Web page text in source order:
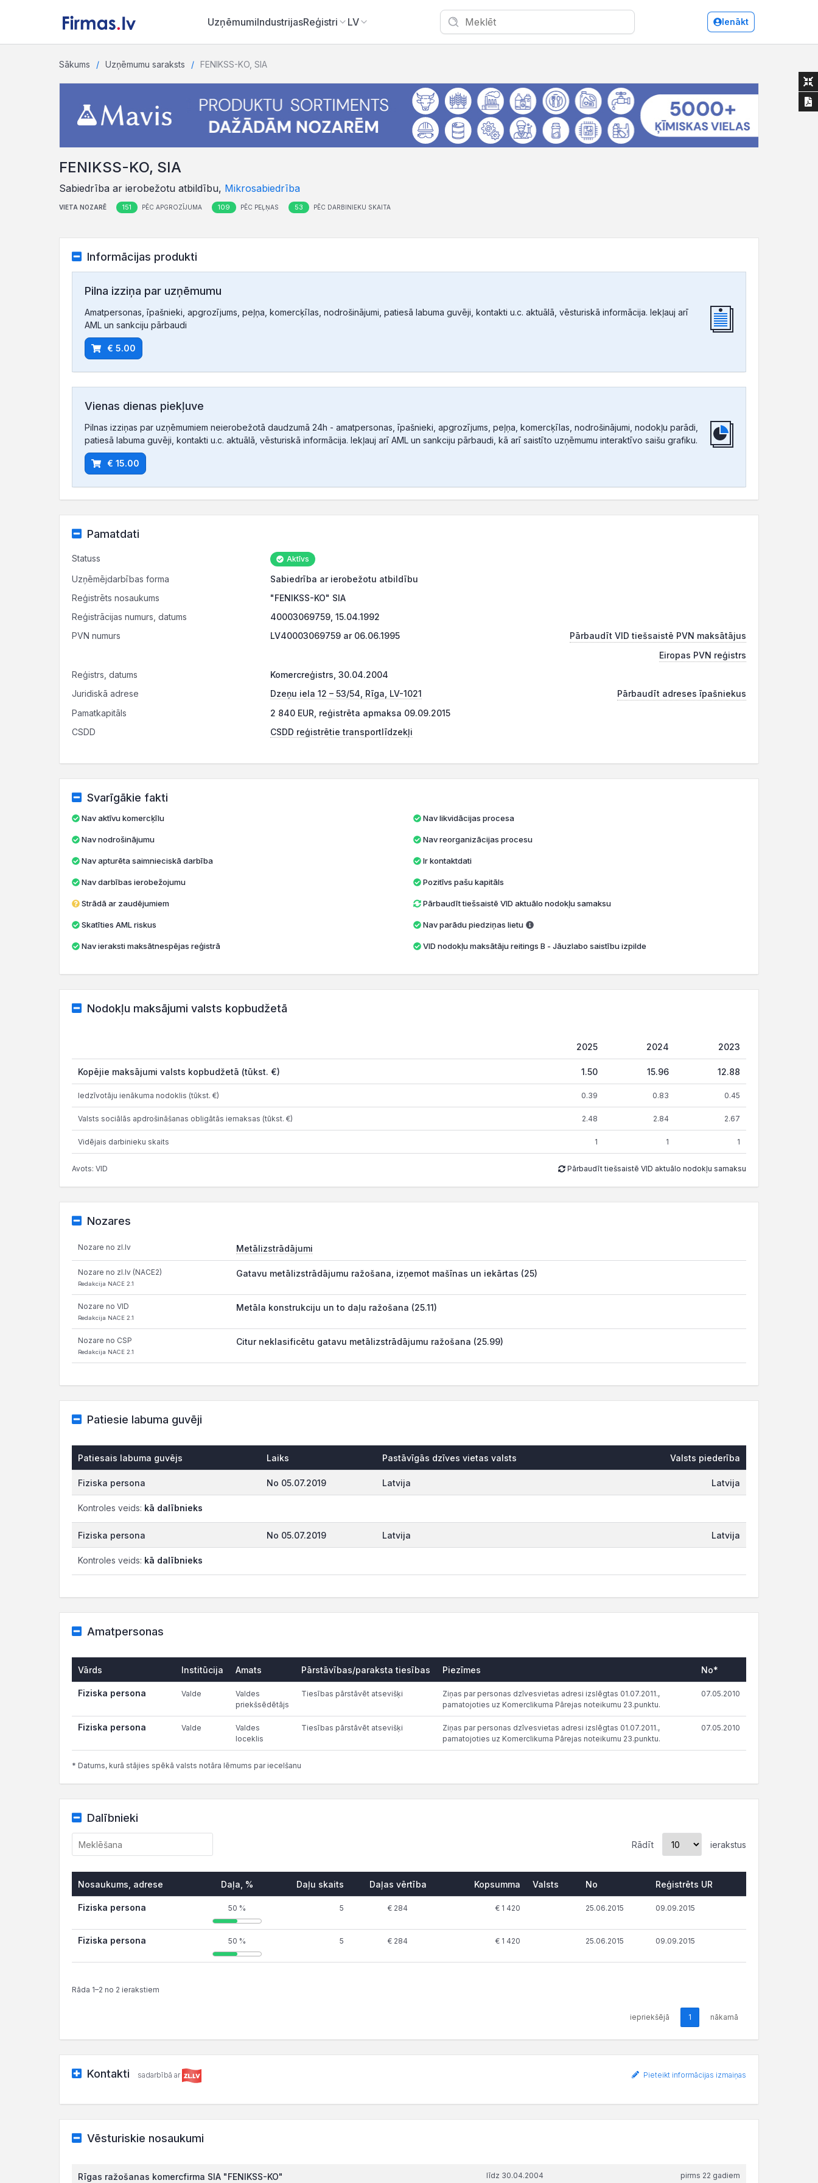
UzņēmumiIndustrijasReģistri LV Ienākt
Sākums Uzņēmumu saraksts FENIKSS-KO, SIA
FENIKSS-KO, SIA
Sabiedrība ar ierobežotu atbildību, Mikrosabiedrība
VIETA NOZARĒ 151 PĒC APGROZĪJUMA 109 PĒC PEĻŅAS 53 PĒC DARBINIEKU SKAITA
Informācijas produkti
Pilna izziņa par uzņēmumu
Amatpersonas, īpašnieki, apgrozījums, peļņa, komercķīlas, nodrošinājumi, patiesā labuma guvēji, kontakti u.c. aktuālā, vēsturiskā informācija. Iekļauj arī
AML un sankciju pārbaudi
€ 5.00
Vienas dienas piekļuve
Pilnas izziņas par uzņēmumiem neierobežotā daudzumā 24h - amatpersonas, īpašnieki, apgrozījums, peļņa, komercķīlas, nodrošinājumi, nodokļu parādi,
patiesā labuma guvēji, kontakti u.c. aktuālā, vēsturiskā informācija. Iekļauj arī AML un sankciju pārbaudi, kā arī saistīto uzņēmumu interaktīvo saišu grafiku.
€ 15.00
Pamatdati
Statuss Aktīvs
Uzņēmējdarbības forma
Sabiedrība ar ierobežotu atbildību
Reģistrēts nosaukums
"FENIKSS-KO" SIA
Reģistrācijas numurs, datums
40003069759, 15.04.1992
PVN numurs
LV40003069759 ar 06.06.1995
Pārbaudīt VID tiešsaistē PVN maksātājus
Eiropas PVN reģistrs
Reģistrs, datums
Komercreģistrs, 30.04.2004
Juridiskā adrese
Dzeņu iela 12 – 53/54, Rīga, LV-1021
Pārbaudīt adreses īpašniekus
Pamatkapitāls
2 840 EUR, reģistrēta apmaksa 09.09.2015
CSDD
CSDD reģistrētie transportlīdzekļi
Svarīgākie fakti
Nav aktīvu komercķīlu
Nav nodrošinājumu
Nav apturēta saimnieciskā darbība
Nav darbības ierobežojumu
Strādā ar zaudējumiem
Skatīties AML riskus
Nav ieraksti maksātnespējas reģistrā
Nav likvidācijas procesa
Nav reorganizācijas procesu
Ir kontaktdati
Pozitīvs pašu kapitāls
Pārbaudīt tiešsaistē VID aktuālo nodokļu samaksu
Nav parādu piedziņas lietu
VID nodokļu maksātāju reitings B - Jāuzlabo saistību izpilde
Nodokļu maksājumi valsts kopbudžetā
2025 2024 2023
Kopējie maksājumi valsts kopbudžetā (tūkst. €) 1.50 15.96 12.88
Iedzīvotāju ienākuma nodoklis (tūkst. €) 0.39 0.83 0.45
Valsts sociālās apdrošināšanas obligātās iemaksas (tūkst. €) 2.48 2.84 2.67
Vidējais darbinieku skaits 1 1 1
Avots: VID Pārbaudīt tiešsaistē VID aktuālo nodokļu samaksu
Nozares
Nozare no zl.lv Metālizstrādājumi
Nozare no zl.lv (NACE2)
Redakcija NACE 2.1
Gatavu metālizstrādājumu ražošana, izņemot mašīnas un iekārtas (25)
Nozare no VID
Redakcija NACE 2.1
Metāla konstrukciju un to daļu ražošana (25.11)
Nozare no CSP
Redakcija NACE 2.1
Citur neklasificētu gatavu metālizstrādājumu ražošana (25.99)
Patiesie labuma guvēji
Patiesais labuma guvējs Laiks Pastāvīgās dzīves vietas valsts Valsts piederība
Fiziska persona No 05.07.2019 Latvija Latvija
Kontroles veids: kā dalībnieks
Fiziska persona No 05.07.2019 Latvija Latvija
Kontroles veids: kā dalībnieks
Amatpersonas
Vārds Institūcija Amats Pārstāvības/paraksta tiesības Piezīmes No*
Fiziska persona Valde
Valdes
priekšsēdētājs
Tiesības pārstāvēt atsevišķi
Ziņas par personas dzīvesvietas adresi izslēgtas 01.07.2011.,
pamatojoties uz Komerclikuma Pārejas noteikumu 23.punktu.
07.05.2010
Fiziska persona Valde
Valdes
loceklis
Tiesības pārstāvēt atsevišķi
Ziņas par personas dzīvesvietas adresi izslēgtas 01.07.2011.,
pamatojoties uz Komerclikuma Pārejas noteikumu 23.punktu.
07.05.2010
* Datums, kurā stājies spēkā valsts notāra lēmums par iecelšanu
Dalībnieki
Rādīt ierakstus
Nosaukums, adrese Daļa, % Daļu skaits Daļas vērtība Kopsumma Valsts No Reģistrēts UR
Fiziska persona 50 % 5 € 284 € 1 420 25.06.2015 09.09.2015
Fiziska persona 50 % 5 € 284 € 1 420 25.06.2015 09.09.2015
Rāda 1–2 no 2 ierakstiem
iepriekšējā 1 nākamā
Kontakti sadarbībā ar Pieteikt informācijas izmaiņas
Vēsturiskie nosaukumi
Rīgas ražošanas komercfirma SIA "FENIKSS-KO" līdz 30.04.2004 pirms 22 gadiem